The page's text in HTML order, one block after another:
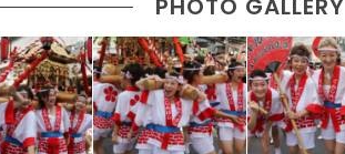
PHOTO GALLERY